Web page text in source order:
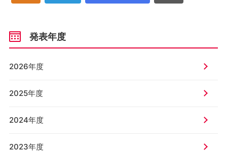
発表年度
2026年度
2025年度
2024年度
2023年度